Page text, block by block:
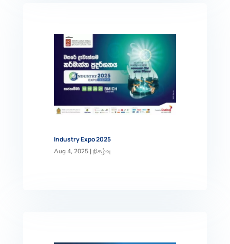
Industry Expo 2025
Aug 4, 2025|நிகழ்வு